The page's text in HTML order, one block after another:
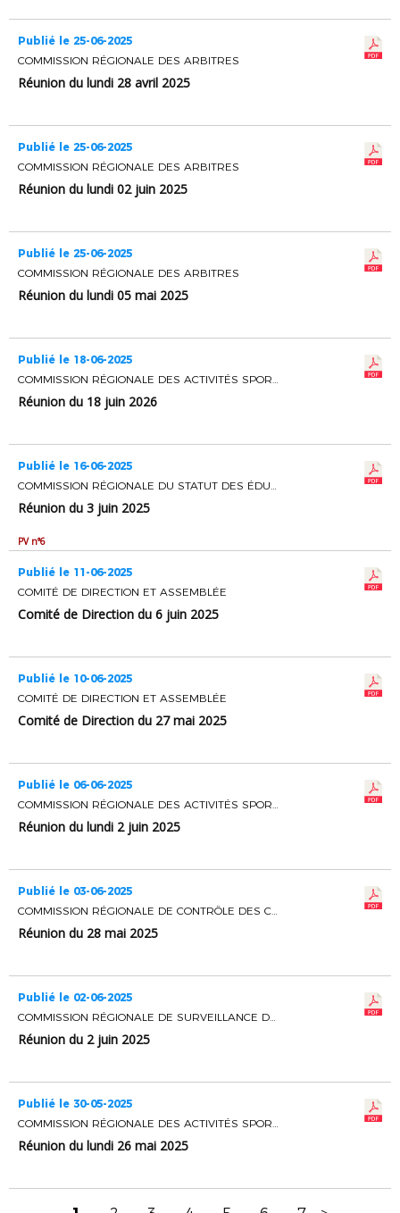
Publié le 25-06-2025
COMMISSION RÉGIONALE DES ARBITRES
Réunion du lundi 28 avril 2025
Publié le 25-06-2025
COMMISSION RÉGIONALE DES ARBITRES
Réunion du lundi 02 juin 2025
Publié le 25-06-2025
COMMISSION RÉGIONALE DES ARBITRES
Réunion du lundi 05 mai 2025
Publié le 18-06-2025
COMMISSION RÉGIONALE DES ACTIVITÉS SPORTIVES
Réunion du 18 juin 2026
Publié le 16-06-2025
COMMISSION RÉGIONALE DU STATUT DES ÉDUCATEURS ET ENTRAINEURS DE FOOTBALL
Réunion du 3 juin 2025
PV n°6
Publié le 11-06-2025
COMITÉ DE DIRECTION ET ASSEMBLÉE
Comité de Direction du 6 juin 2025
Publié le 10-06-2025
COMITÉ DE DIRECTION ET ASSEMBLÉE
Comité de Direction du 27 mai 2025
Publié le 06-06-2025
COMMISSION RÉGIONALE DES ACTIVITÉS SPORTIVES
Réunion du lundi 2 juin 2025
Publié le 03-06-2025
COMMISSION RÉGIONALE DE CONTRÔLE DES CLUBS
Réunion du 28 mai 2025
Publié le 02-06-2025
COMMISSION RÉGIONALE DE SURVEILLANCE DES OPERATIONS ELECTORALES
Réunion du 2 juin 2025
Publié le 30-05-2025
COMMISSION RÉGIONALE DES ACTIVITÉS SPORTIVES
Réunion du lundi 26 mai 2025